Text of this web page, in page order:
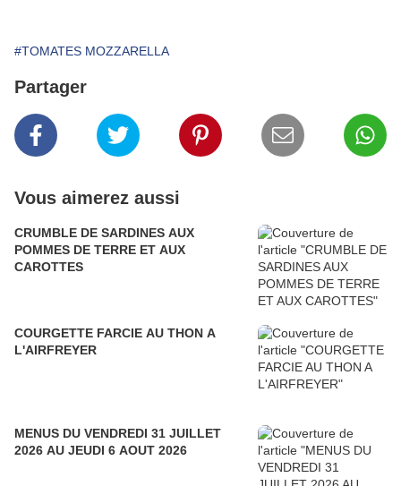
#TOMATES MOZZARELLA
Partager
Vous aimerez aussi
CRUMBLE DE SARDINES AUX
POMMES DE TERRE ET AUX
CAROTTES
COURGETTE FARCIE AU THON A
L'AIRFREYER
MENUS DU VENDREDI 31 JUILLET
2026 AU JEUDI 6 AOUT 2026